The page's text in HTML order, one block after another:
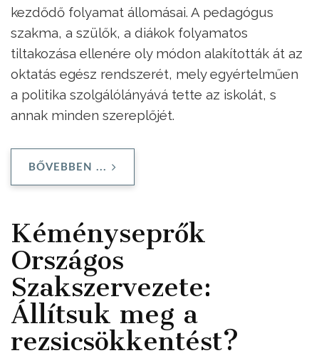
kezdődő folyamat állomásai. A pedagógus
szakma, a szülők, a diákok folyamatos
tiltakozása ellenére oly módon alakították át az
oktatás egész rendszerét, mely egyértelműen
a politika szolgálólányává tette az iskolát, s
annak minden szereplőjét.
BŐVEBBEN ...
Kéményseprők
Országos
Szakszervezete:
Állítsuk meg a
rezsicsökkentést?